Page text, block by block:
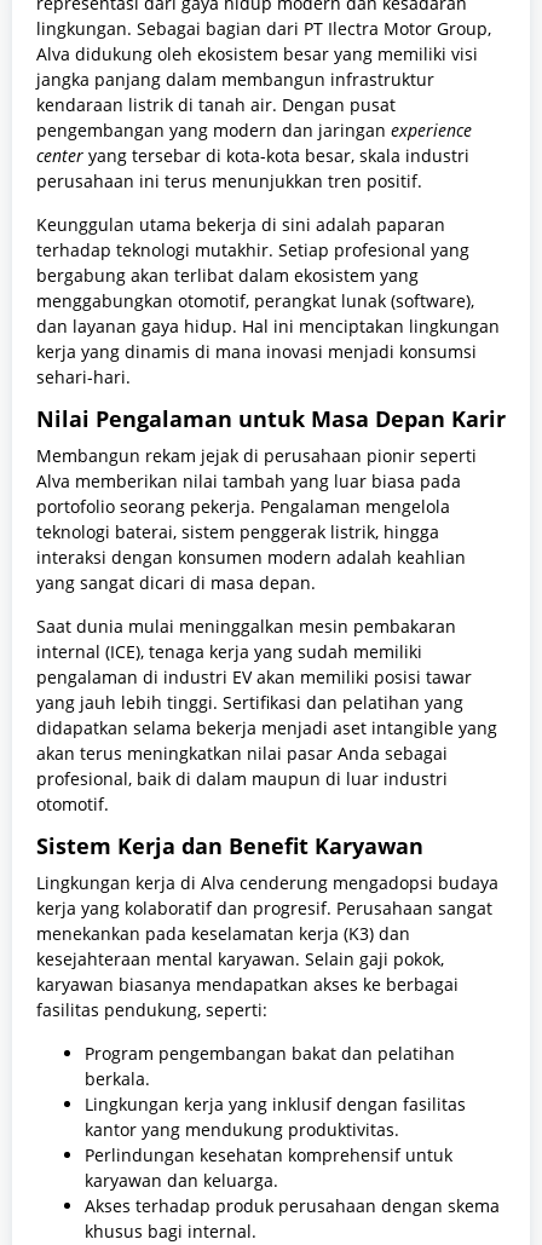
lingkungan. Sebagai bagian dari PT Ilectra Motor Group,
Alva didukung oleh ekosistem besar yang memiliki visi
jangka panjang dalam membangun infrastruktur
kendaraan listrik di tanah air. Dengan pusat
pengembangan yang modern dan jaringan experience
center yang tersebar di kota-kota besar, skala industri
perusahaan ini terus menunjukkan tren positif.
Keunggulan utama bekerja di sini adalah paparan
terhadap teknologi mutakhir. Setiap profesional yang
bergabung akan terlibat dalam ekosistem yang
menggabungkan otomotif, perangkat lunak (software),
dan layanan gaya hidup. Hal ini menciptakan lingkungan
kerja yang dinamis di mana inovasi menjadi konsumsi
sehari-hari.
Nilai Pengalaman untuk Masa Depan Karir
Membangun rekam jejak di perusahaan pionir seperti
Alva memberikan nilai tambah yang luar biasa pada
portofolio seorang pekerja. Pengalaman mengelola
teknologi baterai, sistem penggerak listrik, hingga
interaksi dengan konsumen modern adalah keahlian
yang sangat dicari di masa depan.
Saat dunia mulai meninggalkan mesin pembakaran
internal (ICE), tenaga kerja yang sudah memiliki
pengalaman di industri EV akan memiliki posisi tawar
yang jauh lebih tinggi. Sertifikasi dan pelatihan yang
didapatkan selama bekerja menjadi aset intangible yang
akan terus meningkatkan nilai pasar Anda sebagai
profesional, baik di dalam maupun di luar industri
otomotif.
Sistem Kerja dan Benefit Karyawan
Lingkungan kerja di Alva cenderung mengadopsi budaya
kerja yang kolaboratif dan progresif. Perusahaan sangat
menekankan pada keselamatan kerja (K3) dan
kesejahteraan mental karyawan. Selain gaji pokok,
karyawan biasanya mendapatkan akses ke berbagai
fasilitas pendukung, seperti:
Program pengembangan bakat dan pelatihan
berkala.
Lingkungan kerja yang inklusif dengan fasilitas
kantor yang mendukung produktivitas.
Perlindungan kesehatan komprehensif untuk
karyawan dan keluarga.
Akses terhadap produk perusahaan dengan skema
khusus bagi internal.